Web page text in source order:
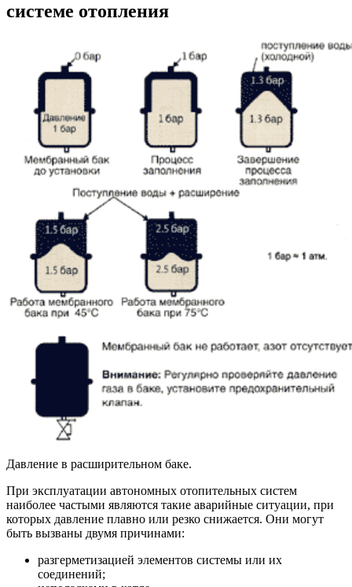
системе отопления
Давление в расширительном баке.
При эксплуатации автономных отопительных систем
наиболее частыми являются такие аварийные ситуации, при
которых давление плавно или резко снижается. Они могут
быть вызваны двумя причинами:
разгерметизацией элементов системы или их
соединений;